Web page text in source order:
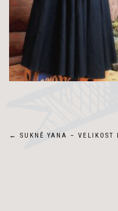
Navigace
← SUKNĚ YANA – VELIKOST